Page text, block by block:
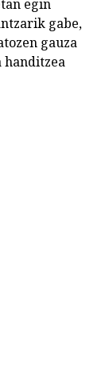
egin
gabe,
gauza
handitzea